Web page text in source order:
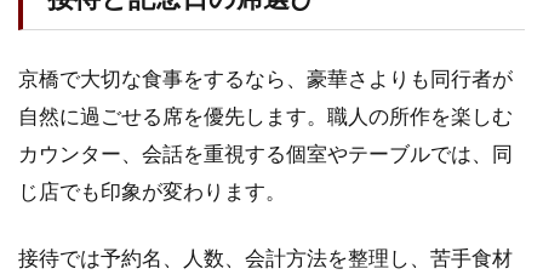
京橋で大切な食事をするなら、豪華さよりも同行者が
自然に過ごせる席を優先します。職人の所作を楽しむ
カウンター、会話を重視する個室やテーブルでは、同
じ店でも印象が変わります。
接待では予約名、人数、会計方法を整理し、苦手食材